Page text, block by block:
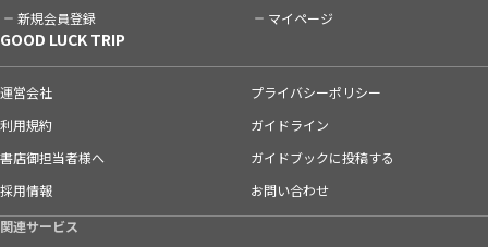
新規会員登録 マイページ
GOOD LUCK TRIP
運営会社
プライバシーポリシー
利用規約
ガイドライン
書店御担当者様へ
ガイドブックに投稿する
採用情報
お問い合わせ
関連サービス